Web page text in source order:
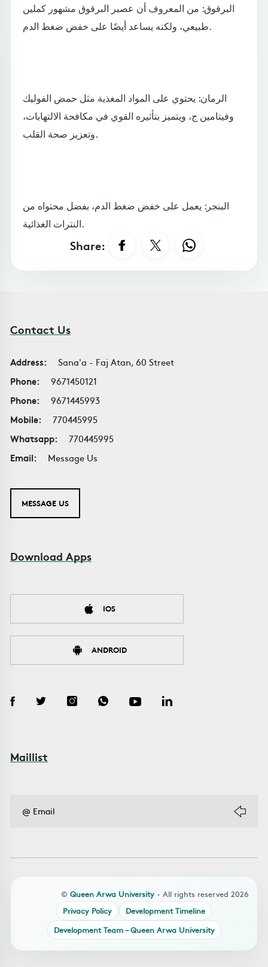
البرقوق: من المعروف أن عصير البرقوق مشهور كملين
طبيعي، ولكنه يساعد أيضًا على خفض ضغط الدم.
الرمان: يحتوي على المواد المغذية مثل حمض الفوليك
وفيتامين ج، ويتميز بتأثيره القوي في مكافحة الالتهابات،
وتعزيز صحة القلب.
البنجر: يعمل على خفض ضغط الدم، بفضل محتواه من
النترات الغذائية.
Share:
Contact Us
Address:
Sana'a - Faj Atan, 60 Street
Phone:
9671450121
Phone:
9671445993
Mobile:
770445995
Whatsapp:
770445995
Email:
Message Us
MESSAGE US
Download Apps
IOS
ANDROID
Maillist
© Queen Arwa University - All rights reserved 2026
Privacy Policy
Development Timeline
Development Team – Queen Arwa University